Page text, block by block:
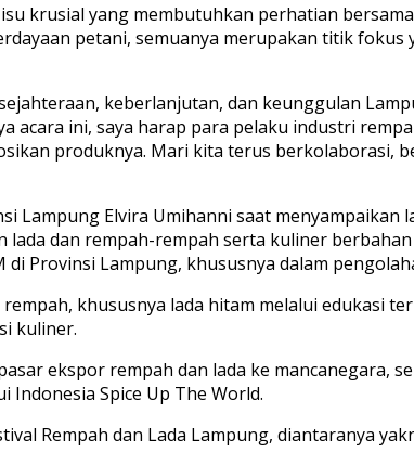
krusial yang membutuhkan perhatian
petani, semuanya merupakan titik
keberlanjutan, dan keunggulan
ini, saya harap para pelaku industri
produknya. Mari kita terus berkolaborasi,
Lampung Elvira Umihanni saat
dan rempah-rempah serta kuliner
Provinsi Lampung, khususnya dalam
khususnya lada hitam melalui edukasi
kuliner.
ekspor rempah dan lada ke mancanegara,
Spice Up The World.
Rempah dan Lada Lampung, diantaranya